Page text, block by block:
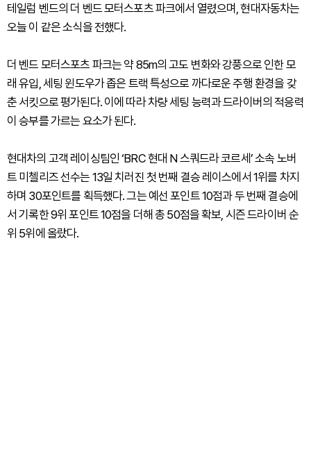
테일럼 벤드의 더 벤드 모터스포츠 파크에서 열렸으며, 현대자동차는
오늘 이 같은 소식을 전했다.
더 벤드 모터스포츠 파크는 약 85m의 고도 변화와 강풍으로 인한 모
래 유입, 세팅 윈도우가 좁은 트랙 특성으로 까다로운 주행 환경을 갖
춘 서킷으로 평가된다. 이에 따라 차량 세팅 능력과 드라이버의 적응력
이 승부를 가르는 요소가 된다.
현대차의 고객 레이싱팀인 ‘BRC 현대 N 스쿼드라 코르세’ 소속 노버
트 미첼리즈 선수는 13일 치러진 첫 번째 결승 레이스에서 1위를 차지
하며 30포인트를 획득했다. 그는 예선 포인트 10점과 두 번째 결승에
서 기록한 9위 포인트 10점을 더해 총 50점을 확보, 시즌 드라이버 순
위 5위에 올랐다.